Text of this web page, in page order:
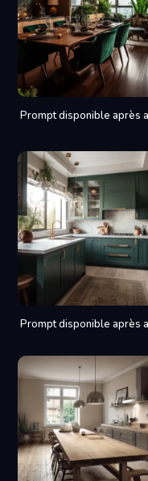
Prompt disponible après
Prompt disponible après